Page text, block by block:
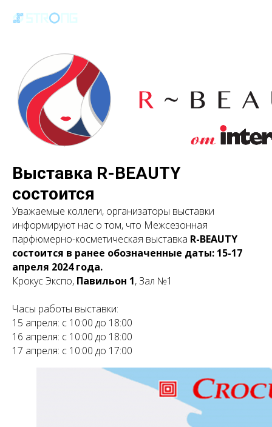
Выставка R-BEAUTY
состоится
Уважаемые коллеги, организаторы выставки
информируют нас о том, что Межсезонная
парфюмерно-косметическая выставка R-BEAUTY
состоится в ранее обозначенные даты: 15-17
апреля 2024 года.
Крокус Экспо, Павильон 1, Зал №1
Часы работы выставки:
15 апреля: с 10:00 до 18:00
16 апреля: с 10:00 до 18:00
17 апреля: с 10:00 до 17:00